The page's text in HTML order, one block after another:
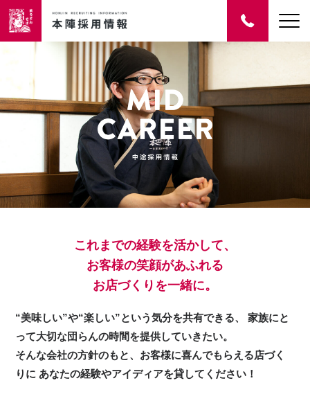
これまでの経験を活かして、
お客様の笑顔があふれる
お店づくりを一緒に。
“美味しい”や“楽しい”という気分を共有できる、
家族にと
って大切な団らんの時間を提供していきたい。
そんな会社の方針のもと、お客様に喜んでもらえる店づく
りに あなたの経験やアイディアを貸してください！